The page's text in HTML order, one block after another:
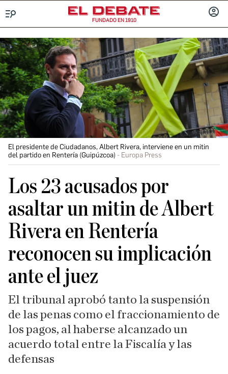
FUNDADO EN 1910
El presidente de Ciudadanos, Albert Rivera, interviene en un mitin
del partido en Rentería (Guipúzcoa)
Europa Press
Los 23 acusados por
asaltar un mitin de Albert
Rivera en Rentería
reconocen su implicación
ante el juez
El tribunal aprobó tanto la suspensión
de las penas como el fraccionamiento de
los pagos, al haberse alcanzado un
acuerdo total entre la Fiscalía y las
defensas